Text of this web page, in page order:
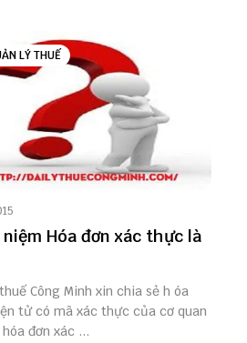
LÝ THUẾ
niệm Hóa đơn xác thực là
Công Minh xin chia sẻ h óa
tử có mã xác thực của cơ quan
đơn xác ...